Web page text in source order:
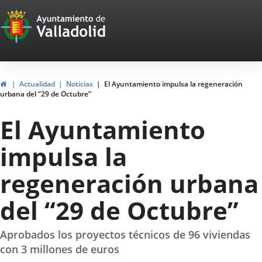
Portal
Web
del
Ayuntamiento
de
Valladolid
HomeActualidad Noticias
El Ayuntamiento impulsa la regeneración
urbana del “29 de Octubre”
El Ayuntamiento
impulsa la
regeneración urbana
del “29 de Octubre”
Aprobados los proyectos técnicos de 96 viviendas
con 3 millones de euros